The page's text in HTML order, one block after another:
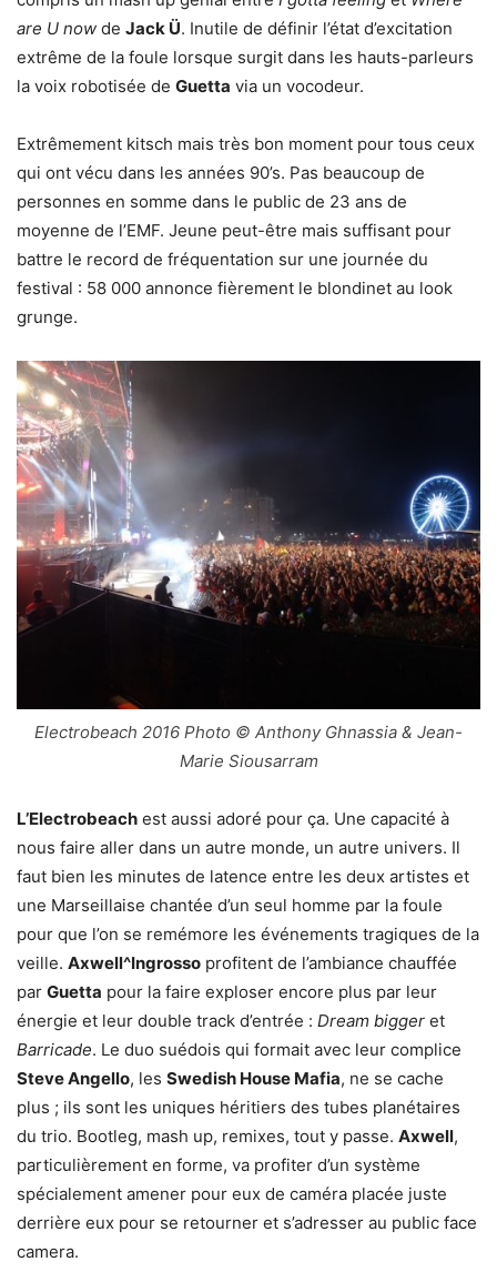
are U now de Jack Ü. Inutile de définir l’état d’excitation
extrême de la foule lorsque surgit dans les hauts-parleurs
la voix robotisée de Guetta via un vocodeur.
Extrêmement kitsch mais très bon moment pour tous ceux
qui ont vécu dans les années 90’s. Pas beaucoup de
personnes en somme dans le public de 23 ans de
moyenne de l’EMF. Jeune peut-être mais suffisant pour
battre le record de fréquentation sur une journée du
festival : 58 000 annonce fièrement le blondinet au look
grunge.
Electrobeach 2016 Photo © Anthony Ghnassia & Jean-
Marie Siousarram
L’Electrobeach est aussi adoré pour ça. Une capacité à
nous faire aller dans un autre monde, un autre univers. Il
faut bien les minutes de latence entre les deux artistes et
une Marseillaise chantée d’un seul homme par la foule
pour que l’on se remémore les événements tragiques de la
veille. Axwell^Ingrosso profitent de l’ambiance chauffée
par Guetta pour la faire exploser encore plus par leur
énergie et leur double track d’entrée : Dream bigger et
Barricade. Le duo suédois qui formait avec leur complice
Steve Angello, les Swedish House Mafia, ne se cache
plus ; ils sont les uniques héritiers des tubes planétaires
du trio. Bootleg, mash up, remixes, tout y passe. Axwell,
particulièrement en forme, va profiter d’un système
spécialement amener pour eux de caméra placée juste
derrière eux pour se retourner et s’adresser au public face
camera.